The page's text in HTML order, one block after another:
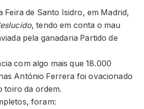
Feira de Santo Isidro, em Madrid,
, tendo em conta o mau
pela ganadaria Partido de
com algo mais que 18.000
António Ferrera foi ovacionado
toiro da ordem.
foram: